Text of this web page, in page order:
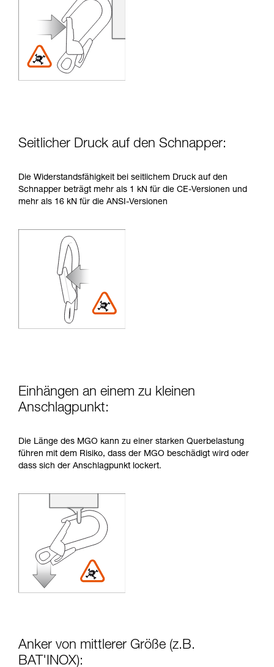
Seitlicher Druck auf den Schnapper:
Die Widerstandsfähigkeit bei seitlichem Druck auf den
Schnapper beträgt mehr als 1 kN für die CE-Versionen und
mehr als 16 kN für die ANSI-Versionen
Einhängen an einem zu kleinen
Anschlagpunkt:
Die Länge des MGO kann zu einer starken Querbelastung
führen mit dem Risiko, dass der MGO beschädigt wird oder
dass sich der Anschlagpunkt lockert.
Anker von mittlerer Größe (z.B.
BAT'INOX):